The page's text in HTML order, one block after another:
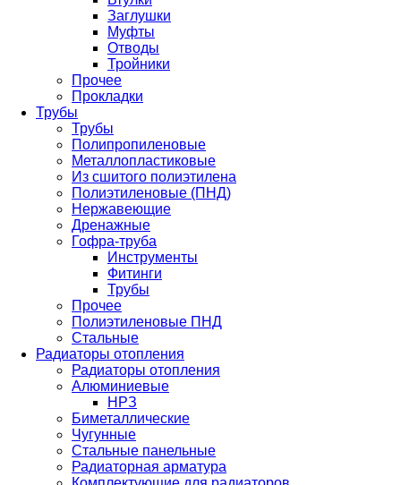
Заглушки
Муфты
Отводы
Тройники
Прочее
Прокладки
Трубы
Трубы
Полипропиленовые
Металлопластиковые
Из сшитого полиэтилена
Полиэтиленовые (ПНД)
Нержавеющие
Дренажные
Гофра-труба
Инструменты
Фитинги
Трубы
Прочее
Полиэтиленовые ПНД
Стальные
Радиаторы отопления
Радиаторы отопления
Алюминиевые
НРЗ
Биметаллические
Чугунные
Стальные панельные
Радиаторная арматура